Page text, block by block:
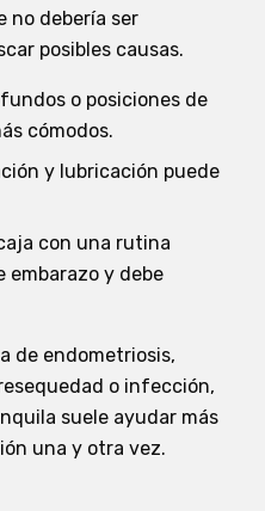
no debería ser
posibles causas.
o posiciones de
cómodos.
y lubricación puede
con una rutina
embarazo y debe
de endometriosis,
o infección,
suele ayudar más
una y otra vez.